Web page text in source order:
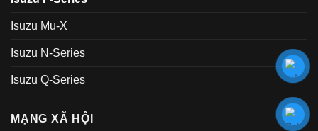
Isuzu Mu-X
Isuzu N-Series
Isuzu Q-Series
MẠNG XÃ HỘI